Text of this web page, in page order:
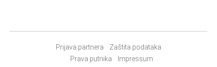
udobno - a kupnja karte ne može biti jednostavnija. Možeš
ju kupiti online putem weba, u našoj aplikaciji, osobno u
Prijava partnera
Zaštita podataka
Prava putnika
Impressum